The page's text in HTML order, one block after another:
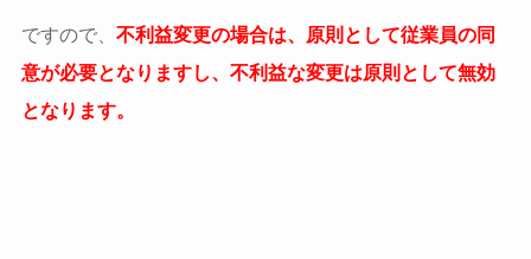
ですので、 不利益変更の場合は、原則として従業員の同
意が必要となりますし、不利益な変更は原則として無効
となります。